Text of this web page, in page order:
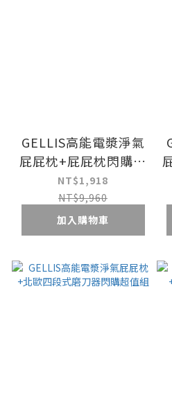
GELLIS高能電漿淨氣
屁屁枕+屁屁枕閃購超
值組
NT$1,918
NT$9,960
加入購物車